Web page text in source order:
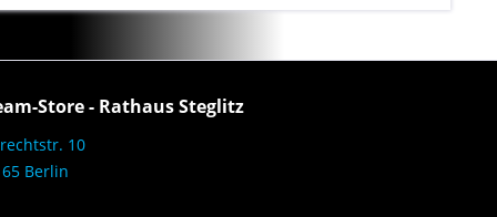
Store - Rathaus Steglitz
10
Berlin